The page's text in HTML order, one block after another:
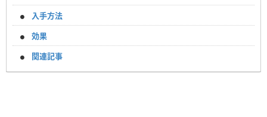
入手方法
効果
関連記事